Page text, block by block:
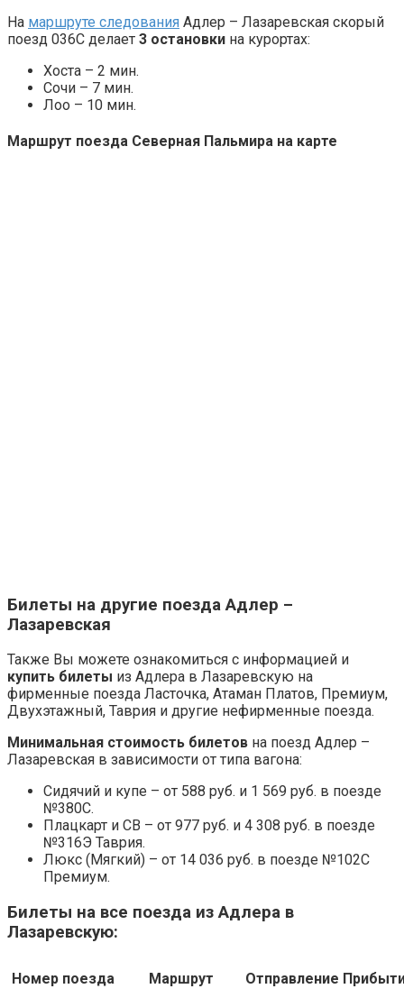
На маршруте следования Адлер – Лазаревская скорый
поезд 036С делает 3 остановки на курортах:
Хоста – 2 мин.
Сочи – 7 мин.
Лоо – 10 мин.
Маршрут поезда Северная Пальмира на карте
Билеты на другие поезда Адлер –
Лазаревская
Также Вы можете ознакомиться с информацией и
купить билеты из Адлера в Лазаревскую на
фирменные поезда Ласточка, Атаман Платов, Премиум,
Двухэтажный, Таврия и другие нефирменные поезда.
Минимальная стоимость билетов на поезд Адлер –
Лазаревская в зависимости от типа вагона:
Сидячий и купе – от 588 руб. и 1 569 руб. в поезде
№380С.
Плацкарт и СВ – от 977 руб. и 4 308 руб. в поезде
№316Э Таврия.
Люкс (Мягкий) – от 14 036 руб. в поезде №102С
Премиум.
Билеты на все поезда из Адлера в
Лазаревскую:
Номер поезда Маршрут Отправление